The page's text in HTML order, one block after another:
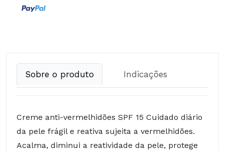
Sobre o produto Indicações
Creme anti-vermelhidões SPF 15 Cuidado diário
da pele frágil e reativa sujeita a vermelhidões.
Acalma, diminui a reatividade da pele, protege